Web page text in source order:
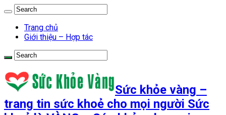
Trang chủ
Giới thiệu – Hợp tác
Sức khỏe vàng –
trang tin sức khoẻ cho mọi người Sức